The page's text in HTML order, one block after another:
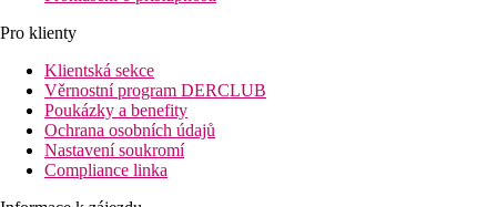
Pro klienty
Klientská sekce
Věrnostní program DERCLUB
Poukázky a benefity
Ochrana osobních údajů
Nastavení soukromí
Compliance linka